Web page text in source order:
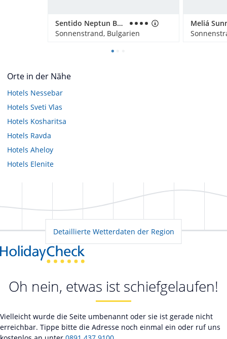
Sentido Neptun Beach
Sonnenstrand, Bulgarien
Meliá
Orte in der Nähe
Hotels Nessebar
Hotels Sveti Vlas
Hotels Kosharitsa
Hotels Ravda
Hotels Aheloy
Hotels Elenite
Detaillierte Wetterdaten der Region
Oh nein, etwas ist schiefgelaufen!
Vielleicht wurde die Seite umbenannt oder sie ist gerade nicht
erreichbar. Tippe bitte die Adresse noch einmal ein oder ruf uns